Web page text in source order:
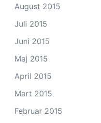
August 2015
Juli 2015
Juni 2015
Maj 2015
April 2015
Mart 2015
Februar 2015